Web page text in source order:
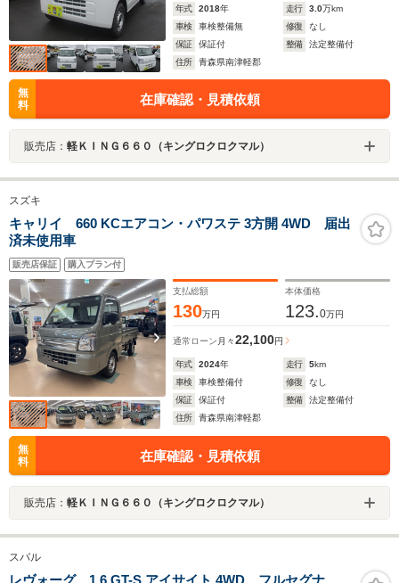
年式 2018年 走行 3.0万km
車検
車検整備無 修復
なし
保証
保証付 整備
法定整備付
住所
青森県南津軽郡
無
料
在庫確認・見積依頼
販売店： 軽ＫＩＮＧ６６０（キングロクロクマル）
スズキ
キャリイ 660 KCエアコン・パワステ 3方開 4WD 届出
済未使用車
販売店保証 購入プラン付
支払総額
130万円
本体価格
123.0万円
通常ローン 月々22,100円
年式 2024年 走行 5km
車検
車検整備付 修復
なし
保証
保証付 整備
法定整備付
住所
青森県南津軽郡
無
料
在庫確認・見積依頼
販売店： 軽ＫＩＮＧ６６０（キングロクロクマル）
スバル